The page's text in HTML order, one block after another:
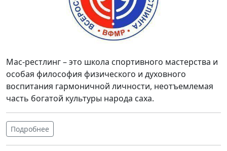
Мас-рестлинг – это школа спортивного мастерства и
особая философия физического и духовного
воспитания гармоничной личности, неотъемлемая
часть богатой культуры народа саха.
Подробнее